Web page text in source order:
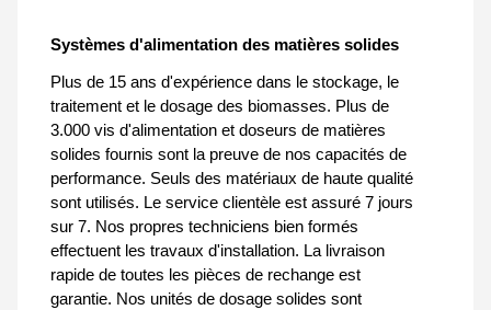
Systèmes d'alimentation des matières solides
Plus de 15 ans d'expérience dans le stockage, le
traitement et le dosage des biomasses. Plus de
3.000 vis d'alimentation et doseurs de matières
solides fournis sont la preuve de nos capacités de
performance. Seuls des matériaux de haute qualité
sont utilisés. Le service clientèle est assuré 7 jours
sur 7. Nos propres techniciens bien formés
effectuent les travaux d'installation. La livraison
rapide de toutes les pièces de rechange est
garantie. Nos unités de dosage solides sont